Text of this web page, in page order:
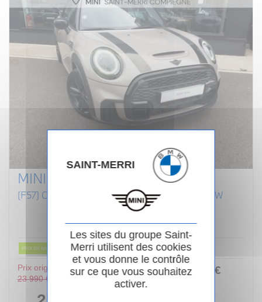
MINI CABRIOLET F57 LCI II
(F57) COOPER S 192 CABRIOLET FINITION JCW
PRIX EN BAISSE
Prix original :
23 990 €
ou253 €
SAINT-MERRI
Les sites du groupe Saint-
Merri utilisent des cookies
et vous donne le contrôle
sur ce que vous souhaitez
activer.